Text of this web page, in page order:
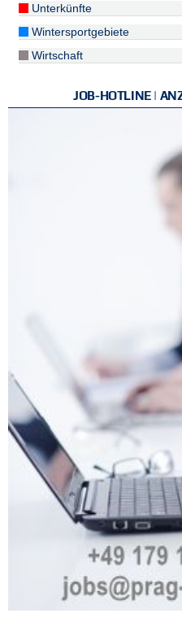
Unterkünfte
Wintersportgebiete
Wirtschaft
JOB-HOTLINE |